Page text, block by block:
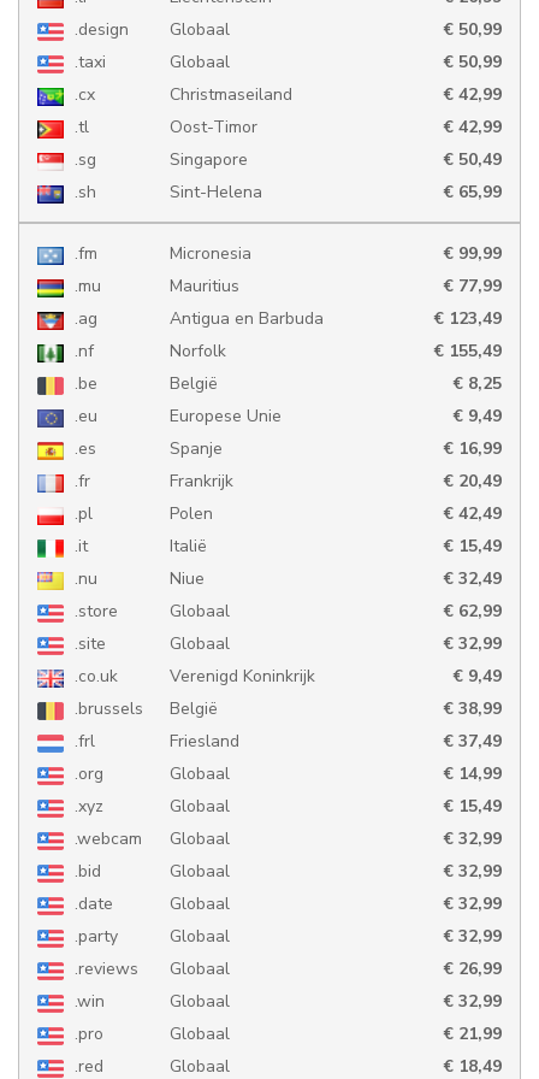
.design
Globaal
€ 50,99
.taxi
Globaal
€ 50,99
.cx
Christmaseiland
€ 42,99
.tl
Oost-Timor
€ 42,99
.sg
Singapore
€ 50,49
.sh
Sint-Helena € 65,99
.fm Micronesia
€ 99,99
.mu
Mauritius
€ 77,99
.ag
Antigua en Barbuda
€ 123,49
.nf
Norfolk
€ 155,49
.be
België
€ 8,25
.eu
Europese Unie
€ 9,49
.es
Spanje
€ 16,99
.fr
Frankrijk
€ 20,49
.pl
Polen
€ 42,49
.it
Italië
€ 15,49
.nu
Niue
€ 32,49
.store
Globaal
€ 62,99
.site
Globaal
€ 32,99
.co.uk
Verenigd Koninkrijk
€ 9,49
.brussels
België
€ 38,99
.frl
Friesland
€ 37,49
.org
Globaal
€ 14,99
.xyz
Globaal
€ 15,49
.webcam
Globaal
€ 32,99
.bid
Globaal
€ 32,99
.date
Globaal
€ 32,99
.party
Globaal
€ 32,99
.reviews
Globaal
€ 26,99
.win
Globaal
€ 32,99
.pro
Globaal
€ 21,99
.red
Globaal
€ 18,49